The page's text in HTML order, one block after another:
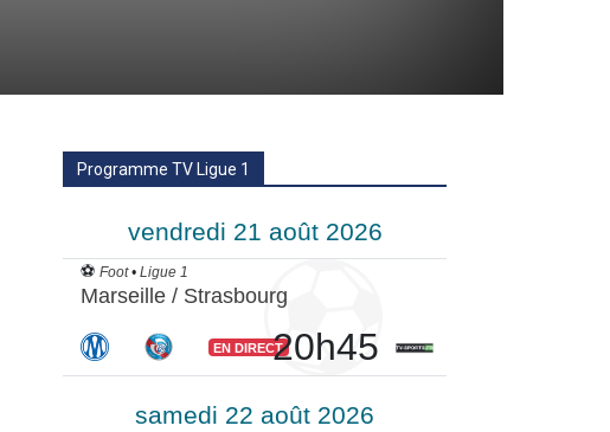
Programme TV Ligue 1